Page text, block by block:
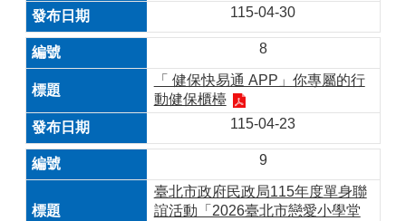
115-04-30
8
「 健保快易通 APP」你專屬的行
動健保櫃檯
115-04-23
9
臺北市政府民政局115年度單身聯
誼活動「2026臺北市戀愛小學堂